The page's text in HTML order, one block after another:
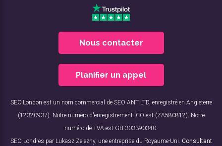
Nous contacter
Planifier un appel
SEO.London est un nom commercial de SEO ANT LTD, enregistré en Angleterre
(12320937). Notre numéro d'enregistrement ICO est (ZA580812). Notre
numéro de TVA est GB 303390340.
SEO Londres par Lukasz Zelezny, une entreprise du Royaume-Uni. Consultant